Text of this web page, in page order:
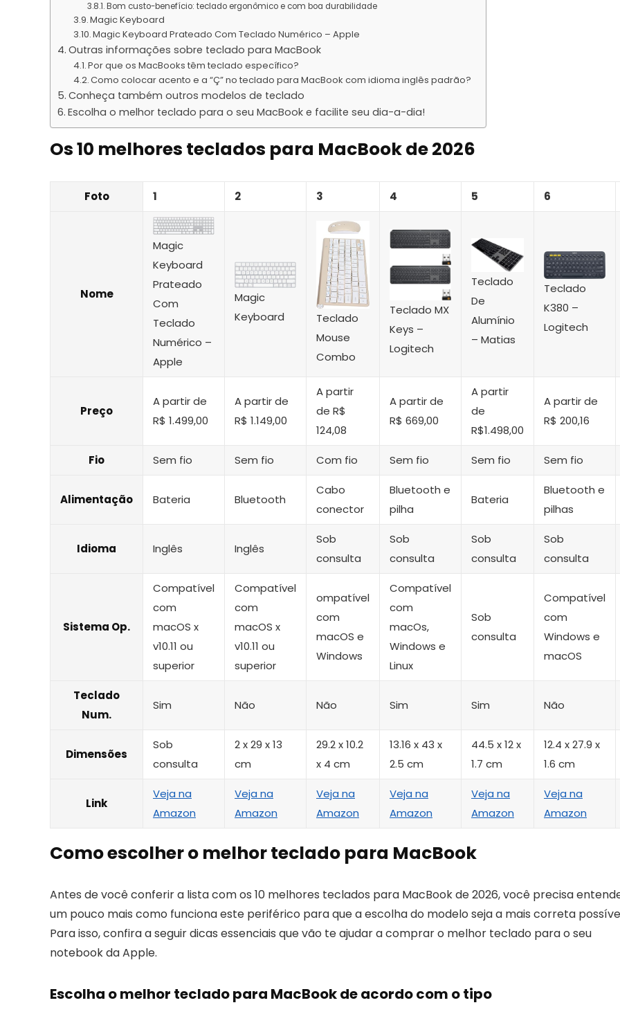
Bom custo-benefício: teclado ergonômico e com boa durabilidade
Magic Keyboard
Magic Keyboard Prateado Com Teclado Numérico – Apple
Outras informações sobre teclado para MacBook
Por que os MacBooks têm teclado específico?
Como colocar acento e a “Ç” no teclado para MacBook com idioma inglês padrão?
Conheça também outros modelos de teclado
Escolha o melhor teclado para o seu MacBook e facilite seu dia-a-dia!
Os 10 melhores teclados para MacBook de 2026
Foto 1 2 3 4 5 6
Nome
Magic
Keyboard
Prateado
Com
Teclado
Numérico –
Apple
Magic
Keyboard
Teclado
Mouse
Combo
Teclado MX
Keys –
Logitech
Teclado
De
Alumínio
– Matias
Teclado
K380 –
Logitech
Preço
A partir de
R$ 1.499,00
A partir de
R$ 1.149,00
A partir
de R$
124,08
A partir de
R$ 669,00
A partir
de
R$1.498,00
A partir de
R$ 200,16
Fio Sem fio Sem fio Com fio Sem fio Sem fio Sem fio
Alimentação Bateria Bluetooth
Cabo
conector
Bluetooth e
pilha
Bateria
Bluetooth e
pilhas
Idioma Inglês Inglês
Sob
consulta
Sob
consulta
Sob
consulta
Sob
consulta
Sistema Op.
Compatível
com
macOS x
v10.11 ou
superior
Compatível
com
macOS x
v10.11 ou
superior
ompatível
com
macOS e
Windows
Compatível
com
macOs,
Windows e
Linux
Sob
consulta
Compatível
com
Windows e
macOS
Teclado
Num.
Sim Não Não Sim Sim Não
Dimensões
Sob
consulta
2 x 29 x 13
cm
‎29.2 x 10.2
x 4 cm
13.16 x 43 x
2.5 cm
44.5 x 12 x
1.7 cm
12.4 x 27.9 x
1.6 cm
Link
Veja na
Amazon
Veja na
Amazon
Veja na
Amazon
Veja na
Amazon
Veja na
Amazon
Veja na
Amazon
Como escolher o melhor teclado para MacBook
Antes de você conferir a lista com os 10 melhores teclados para MacBook de 2026, você precisa
um pouco mais como funciona este periférico para que a escolha do modelo seja a mais correta
Para isso, confira a seguir dicas essenciais que vão te ajudar a comprar o melhor teclado para o seu
notebook da Apple.
Escolha o melhor teclado para MacBook de acordo com o tipo